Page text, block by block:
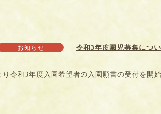
お知らせ 令和3年度園児募集につ
り令和3年度入園希望者の入園願書の受付を開